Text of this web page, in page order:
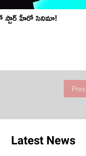
స్టార్ హీరో సినిమా!
Prev
Latest News